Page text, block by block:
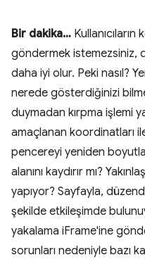
Bir dakika…
göndermek istemezsiniz,
daha iyi olur. Peki nasıl?
nerede gösterdiğinizi
duymadan kırpma işlemi
amaçlanan koordinatları
pencereyi yeniden
alanını kaydırır mı?
yapıyor? Sayfayla,
şekilde etkileşimde
yakalama iFrame'ine
sorunları nedeniyle bazı